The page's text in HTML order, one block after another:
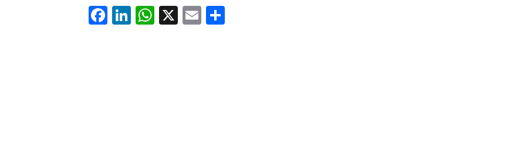
Fa
ce
Li
nk
W
ha
X E
m